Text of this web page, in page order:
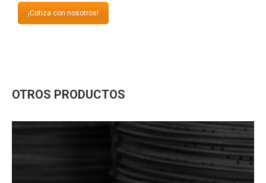
¡Cotiza con nosotros!
OTROS PRODUCTOS